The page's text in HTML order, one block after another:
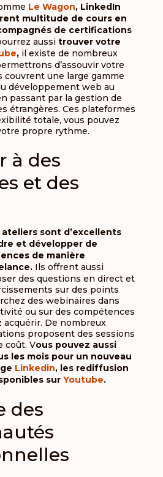
Le Wagon, LinkedIn
multitude de cours en
de certifications
aussitrouver votre
,il existe de nombreux
d’assouvir votre
couvrent une large gamme
développement web au
passant par la gestion de
étrangères. Ces plateformes
totale, vous pouvez
propre rythme.
à des
et des
sont d’excellents
et développer de
de manière
Ils offrent aussi
des questions en direct et
sur des points
des webinaires dans
ou sur des compétences
acquérir. De nombreux
proposent des sessions
coût. Vous pouvez aussi
les mois pour un nouveau
Linkedin, les rediffusion
sur Youtube.
des